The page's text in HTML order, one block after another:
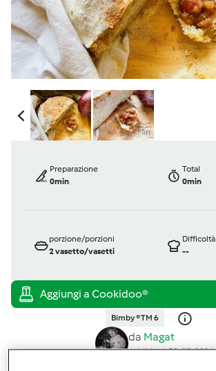
Preparazione
0min
Total
0min
porzione/porzioni
2vasetto/vasetti
Difficoltà
--
Bimby ® TM 6
da Magat
published: 30-05-2024